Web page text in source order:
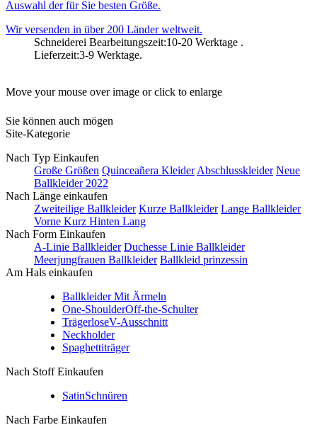
Auswahl der für Sie besten Größe.
Wir versenden in über 200 Länder weltweit.
Schneiderei Bearbeitungszeit:10-20 Werktage .
Lieferzeit:3-9 Werktage.
Move your mouse over image or click to enlarge
Sie können auch mögen
Site-Kategorie
Nach Typ Einkaufen
Große Größen Quinceañera KleiderAbschlusskleider Neue
Ballkleider 2022
Nach Länge einkaufen
Zweiteilige Ballkleider Kurze Ballkleider Lange Ballkleider
Vorne Kurz Hinten Lang
Nach Form Einkaufen
A-Linie Ballkleider Duchesse Linie Ballkleider
Meerjungfrauen Ballkleider Ballkleid prinzessin
Am Hals einkaufen
Ballkleider Mit Ärmeln
One-ShoulderOff-the-Schulter
TrägerloseV-Ausschnitt
Neckholder
Spaghettiträger
Nach Stoff Einkaufen
SatinSchnüren
Nach Farbe Einkaufen